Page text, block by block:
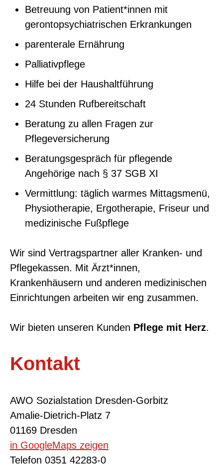
Betreuung von Patient*innen mit
gerontopsychiatrischen Erkrankungen
parenterale Ernährung
Palliativpflege
Hilfe bei der Haushaltführung
24 Stunden Rufbereitschaft
Beratung zu allen Fragen zur
Pflegeversicherung
Beratungsgespräch für pflegende
Angehörige nach § 37 SGB XI
Vermittlung: täglich warmes Mittagsmenü,
Physiotherapie, Ergotherapie, Friseur und
medizinische Fußpflege
Wir sind Vertragspartner aller Kranken- und
Pflegekassen. Mit Ärzt*innen,
Krankenhäusern und anderen medizinischen
Einrichtungen arbeiten wir eng zusammen.
Wir bieten unseren Kunden Pflege mit Herz.
Kontakt
AWO Sozialstation Dresden-Gorbitz
Amalie-Dietrich-Platz 7
01169 Dresden
in GoogleMaps zeigen
Telefon 0351 42283-0